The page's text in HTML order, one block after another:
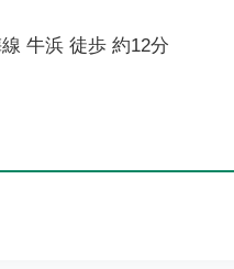
牛浜 徒歩 約12分